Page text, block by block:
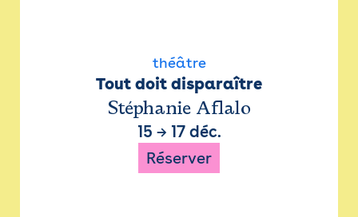
théâtre
Tout doit disparaître
Stéphanie Aflalo
15 → 17 déc.
Réserver